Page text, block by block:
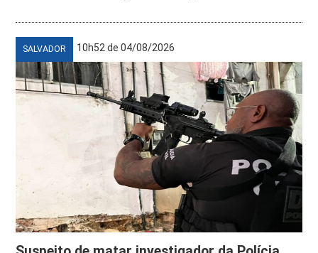
SALVADOR 10h52 de 04/08/2026